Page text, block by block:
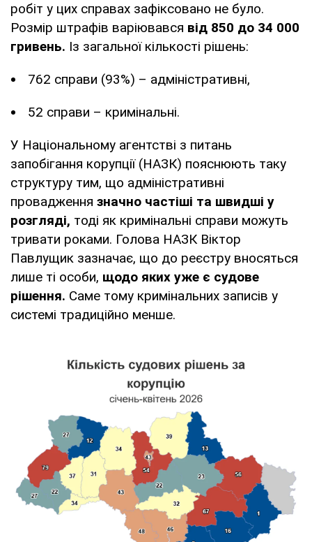
робіт у цих справах зафіксовано не було.
Розмір штрафів варіювався від 850 до 34 000
гривень. Із загальної кількості рішень:
762 справи (93%) – адміністративні,
52 справи – кримінальні.
У Національному агентстві з питань
запобігання корупції (НАЗК) пояснюють таку
структуру тим, що адміністративні
провадження значно частіші та швидші у
розгляді, тоді як кримінальні справи можуть
тривати роками. Голова НАЗК Віктор
Павлущик зазначає, що до реєстру вносяться
лише ті особи, щодо яких уже є судове
рішення. Саме тому кримінальних записів у
системі традиційно менше.